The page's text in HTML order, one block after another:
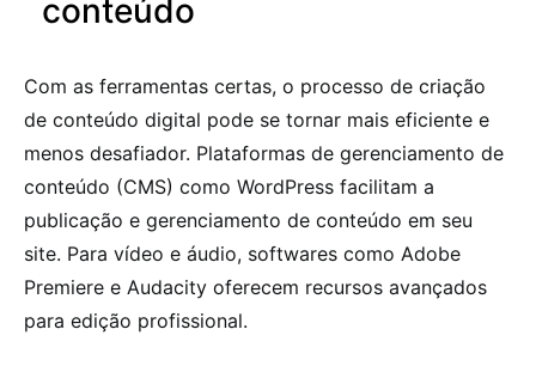
conteúdo
Com as ferramentas certas, o processo de criação
de conteúdo digital pode se tornar mais eficiente e
menos desafiador. Plataformas de gerenciamento de
conteúdo (CMS) como WordPress facilitam a
publicação e gerenciamento de conteúdo em seu
site. Para vídeo e áudio, softwares como Adobe
Premiere e Audacity oferecem recursos avançados
para edição profissional.